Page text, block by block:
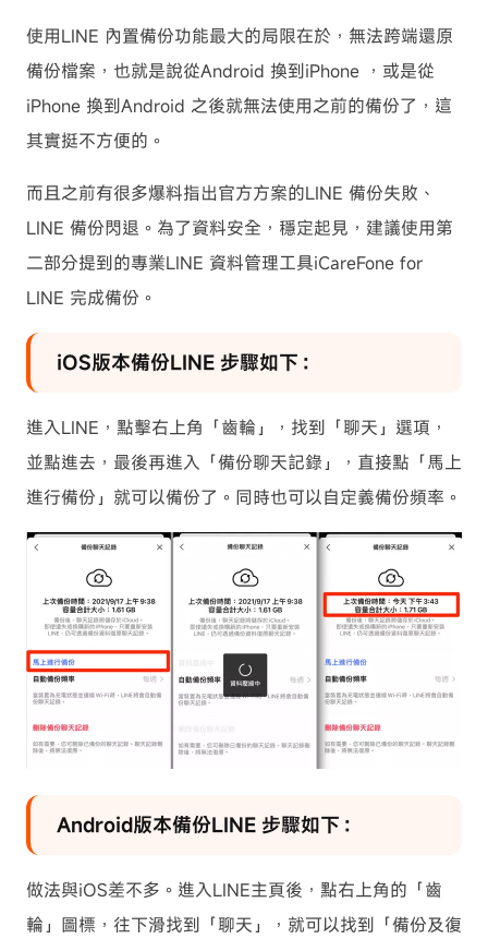
使用LINE 內置備份功能最大的局限在於，無法跨端還原
備份檔案，也就是說從Android 換到iPhone ，或是從
iPhone 換到Android 之後就無法使用之前的備份了，這
其實挺不方便的。
而且之前有很多爆料指出官方方案的LINE 備份失敗、
LINE 備份閃退。為了資料安全，穩定起見，建議使用第
二部分提到的專業LINE 資料管理工具iCareFone for
LINE 完成備份。
iOS版本備份LINE 步驟如下：
進入LINE，點擊右上角「齒輪」，找到「聊天」選項，
並點進去，最後再進入「備份聊天記錄」，直接點「馬上
進行備份」就可以備份了。同時也可以自定義備份頻率。
Android版本備份LINE 步驟如下：
做法與iOS差不多。進入LINE主頁後，點右上角的「齒
輪」圖標，往下滑找到「聊天」，就可以找到「備份及復